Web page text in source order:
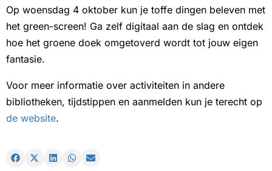
Op woensdag 4 oktober kun je toffe dingen beleven met
het green-screen! Ga zelf digitaal aan de slag en ontdek
hoe het groene doek omgetoverd wordt tot jouw eigen
fantasie.
Voor meer informatie over activiteiten in andere
bibliotheken, tijdstippen en aanmelden kun je terecht op
de website.